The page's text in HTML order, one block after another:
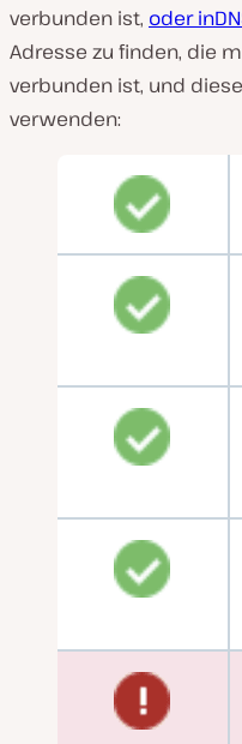
verbunden ist, oder
Adresse zu finden, die
verbunden ist, und
verwenden: